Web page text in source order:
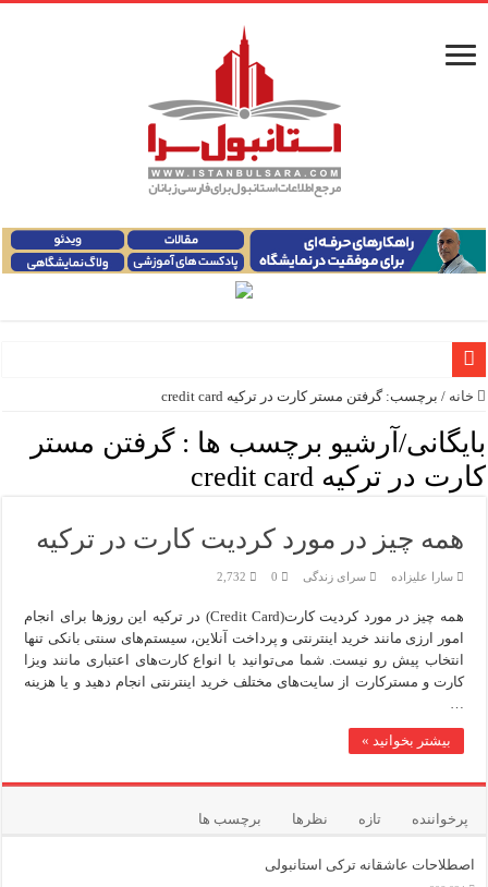
راهنمای فرودگاه‌های استانبول (فاصله و هزینه حمل و نقل
معرفی ۱۶ مسیر برتر کشتی استانبول | راهنمای کامل کشتی‌سواری در بسفر
اپلیکیشن KarDes؛ راهنمای رایگان کشف تاریخ و فرهنگ پنهان ترکیه
مرکز خرید پولات استانبول | تجربه‌ای متفاوت از خرید و سبک
12 اشتباه رایج در دریافت شهروندی ترکیه از طریق خرید ملک
ویژگی‌های رفتاری و اجتماعی در زبان ترکی استانبولی
ویژگی‌های منفی شخصیت در زبان ترکی استانبولی
ویژگی‌های مثبت شخصیت در زبان ترکی استانبولی
موزه افسانه‌های کارتال استانبول؛ سفری به دنیای قصه‌ها در
خانه / برچسب:گرفتن مستر کارت در ترکیه credit card
بایگانی/آرشیو برچسب ها :گرفتن مستر
کارت در ترکیه credit card
همه چیز در مورد کردیت کارت در ترکیه
سارا علیزاده سرای زندگی 0
2,732
همه چیز در مورد کردیت کارت(Credit Card) در ترکیه این روزها برای انجام
امور ارزی مانند خرید اینترنتی و پرداخت آنلاین، سیستم‌های سنتی بانکی تنها
انتخاب پیش رو نیست. شما می‌توانید با انواع کارت‌های اعتباری مانند ویزا
کارت و مسترکارت از سایت‌های مختلف خرید اینترنتی انجام دهید و یا هزینه
بیشتر بخوانید »
پرخواننده تازه نظرها برچسب ها
اصطلاحات عاشقانه ترکی استانبولی